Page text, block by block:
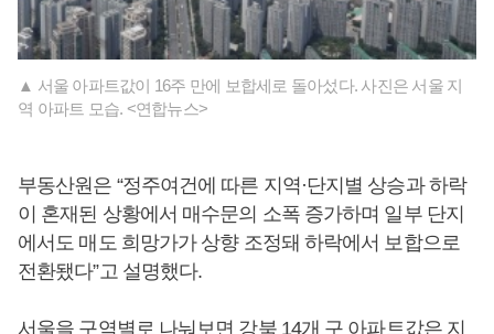
▲ 서울 아파트값이 16주 만에 보합세로 돌아섰다. 사진은 서울 지
역 아파트 모습. <연합뉴스>
부동산원은 “정주여건에 따른 지역·단지별 상승과 하락
이 혼재된 상황에서 매수문의 소폭 증가하며 일부 단지
에서도 매도 희망가가 상향 조정돼 하락에서 보합으로
전환됐다”고 설명했다.
서울을 구역별로 나눠보면 강북 14개 구 아파트값은 지